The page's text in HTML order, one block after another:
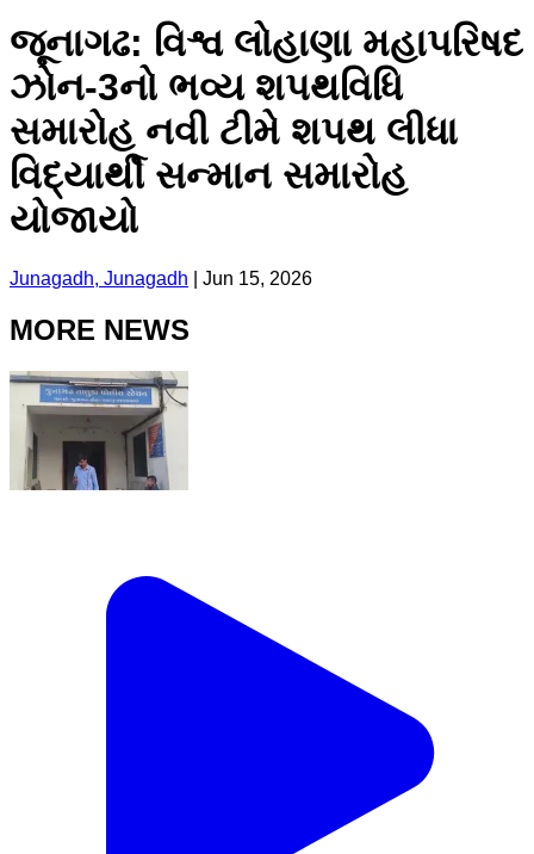
જૂનાગઢ: વિશ્વ લોહાણા મહાપરિષદ
ઝોન-3નો ભવ્ય શપથવિધિ
સમારોહ નવી ટીમે શપથ લીધા
વિદ્યાર્થી સન્માન સમારોહ
યોજાયો
Junagadh, Junagadh Jun 15, 2026
MORE NEWS